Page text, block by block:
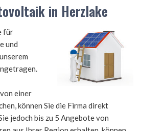
in Herzlake
für
und
einer
können Sie die Firma direkt
jedoch bis zu 5 Angebote von